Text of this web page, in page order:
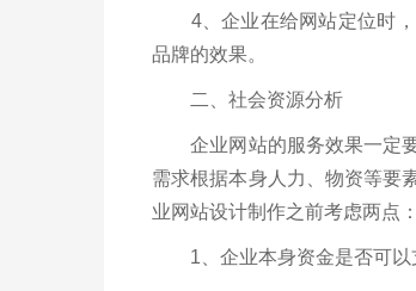
4、企业在给网站定位时，
品牌的效果。
二、社会资源分析
企业网站的服务效果一定要
需求根据本身人力、物资等要
业网站设计制作之前考虑两点：
1、企业本身资金是否可以